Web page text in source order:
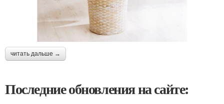
читать дальше →
Последние обновления на сайте: